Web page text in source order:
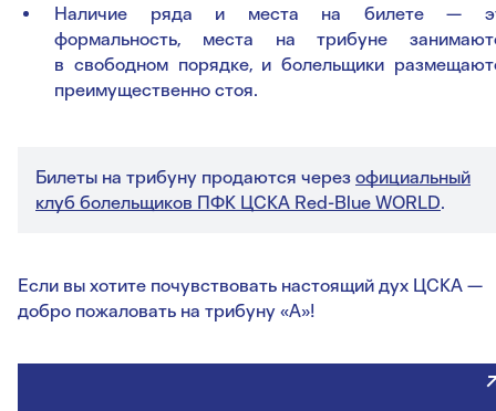
Наличие ряда и места на билете —
формальность, места на трибуне
в свободном порядке, и болельщики
преимущественно стоя.
Билеты на трибуну продаются через официальный
клуб болельщиков ПФК ЦСКА Red-Blue WORLD.
Если вы хотите почувствовать настоящий дух ЦСКА —
добро пожаловать на трибуну «А»!